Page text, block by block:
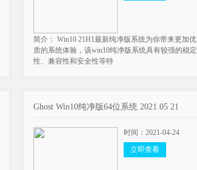
简介： Win10 21H1最新纯净版系统为你带来更加优
质的系统体验，该win10纯净版系统具有较强的稳定
性、兼容性和安全性等特
Ghost Win10纯净版64位系统 2021.05 21
时间：2021-04-24
立即查看